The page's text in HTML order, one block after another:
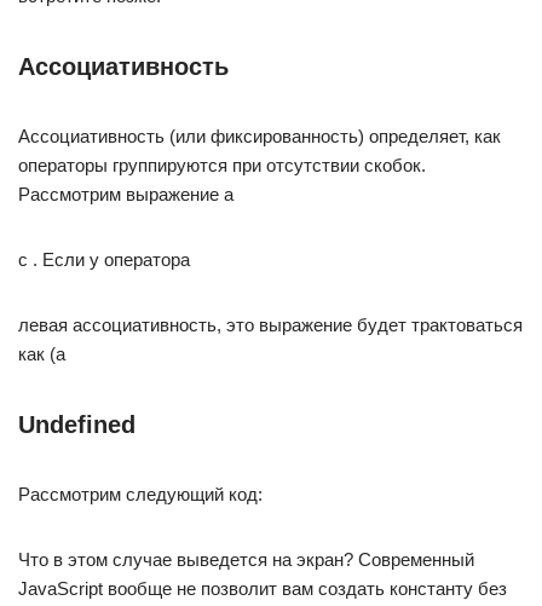
Ассоциативность
Ассоциативность (или фиксированность) определяет, как
операторы группируются при отсутствии скобок.
Рассмотрим выражение a
c . Если у оператора
левая ассоциативность, это выражение будет трактоваться
как (a
Undefined
Рассмотрим следующий код:
Что в этом случае выведется на экран? Современный
JavaScript вообще не позволит вам создать константу без